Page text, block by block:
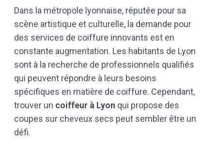
Dans la métropole lyonnaise, réputée pour sa
scène artistique et culturelle, la demande pour
des services de coiffure innovants est en
constante augmentation. Les habitants de Lyon
sont à la recherche de professionnels qualifiés
qui peuvent répondre à leurs besoins
spécifiques en matière de coiffure. Cependant,
trouver un coiffeur à Lyon qui propose des
coupes sur cheveux secs peut sembler être un
défi.